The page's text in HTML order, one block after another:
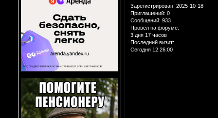
Зарегистрирован: 2025-10-18
Приглашений: 0
Сообщений: 933
Провел на форуме:
3 дня 17 часов
Последний визит:
Сегодня 12:26:00